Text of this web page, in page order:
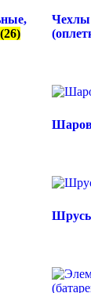
(26)
Чехлы
Шрусы